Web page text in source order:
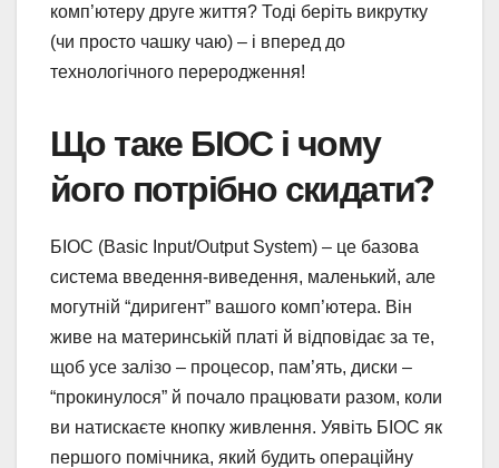
комп’ютеру друге життя? Тоді беріть викрутку
(чи просто чашку чаю) – і вперед до
технологічного переродження!
Що таке БІОС і чому
його потрібно скидати?
БІОС (Basic Input/Output System) – це базова
система введення-виведення, маленький, але
могутній “диригент” вашого комп’ютера. Він
живе на материнській платі й відповідає за те,
щоб усе залізо – процесор, пам’ять, диски –
“прокинулося” й почало працювати разом, коли
ви натискаєте кнопку живлення. Уявіть БІОС як
першого помічника, який будить операційну